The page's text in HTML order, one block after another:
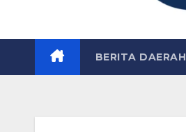
BERITA DAERAH